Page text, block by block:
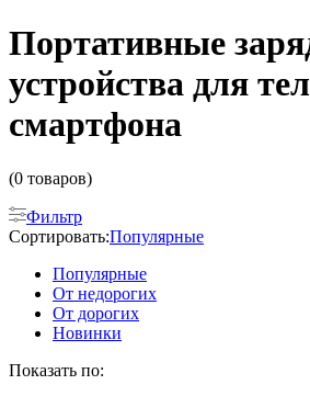
Портативные
устройства для
смартфона
(0 товаров)
Фильтр
Сортировать:Популярные
Популярные
От недорогих
От дорогих
Новинки
Показать по: